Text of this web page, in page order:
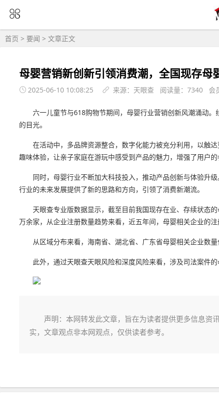
首页 > 要闻 > 文章正文
母婴营销新创新引领消费潮，全国现存母
2025-06-10 10:08:25 来源：天眼查 阅读量：7340 会
六一儿童节与618购物节期间，母婴行业营销创新风潮涌动
的目光。
在活动中，多品牌资源整合，数字化能力被充分利用，以触
趣味体验，让亲子家庭在游玩中感受到产品的魅力，增强了用户
同时，母婴行业不断加大科技投入，推动产品创新与体验升
行业的未来发展提供了新的思路和方向，引领了消费新潮流。
天眼查专业版数据显示，截至目前我国现存在业、存续状态
万余家，从企业注册数量趋势来看，近五年间，母婴相关企业的
从区域分布来看，海南省、湖北省、广东省母婴相关企业数
此外，通过天眼查天眼风险和深度风险来看，涉及司法案件
声明：本网转发此文章，旨在为读者提供更多信息资
实，文章观点非本网观点，仅供读者参考。